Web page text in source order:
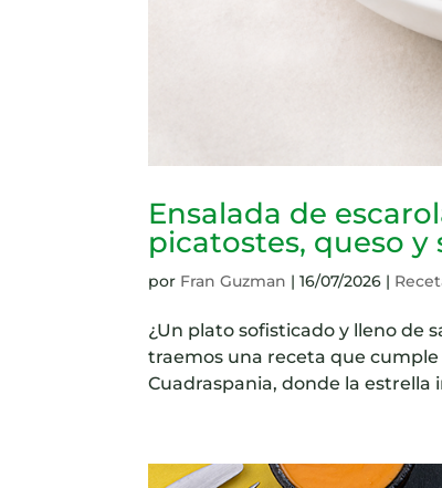
Ensalada de
picatostes, queso y
por Fran Guzman |16/07/2026 |
¿Un plato sofisticado y lleno de
traemos una receta que cumple
Cuadraspania, donde la estrella